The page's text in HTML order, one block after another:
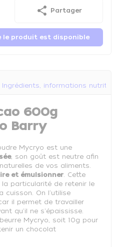
share Partager
le produit est disponible
Ingrédients, informations
600g
Barry
Mycryo est une
, son goût est neutre afin
de vos aliments.
et émulsionner. Cette
particularité de retenir le
cuisson. On l'utilise
il permet de travailler
qu'il ne s'épaississe.
Mycryo, soit 10g pour
un chocolat